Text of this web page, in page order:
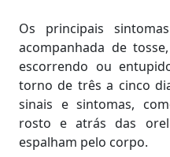
Os principais
acompanhada de
escorrendo ou
torno de três a cinco
sinais e sintomas,
rosto e atrás das
espalham pelo corpo.